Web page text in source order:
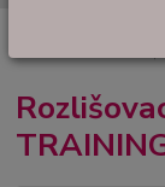
dres JOMA